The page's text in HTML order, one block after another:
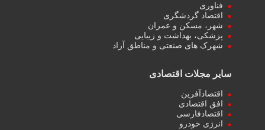
فناوری
اقتصاد گردشگری
شهر، مسکن و عمران
پزشکی، بهداشت و زیبایی
شهرک های صنعتی و مناطق آزاد
سایر مجلات اقتصادی
اقتصادآفرین
افق اقتصادی
اقتصادفارسی
انرژی خودرو